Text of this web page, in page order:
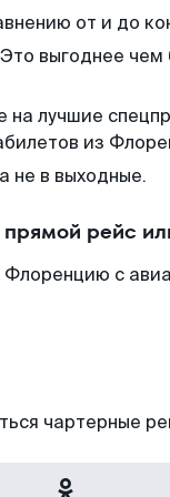
от и до
выгоднее
на лучшие
из
не в выходные.
рейс
с
чартерные